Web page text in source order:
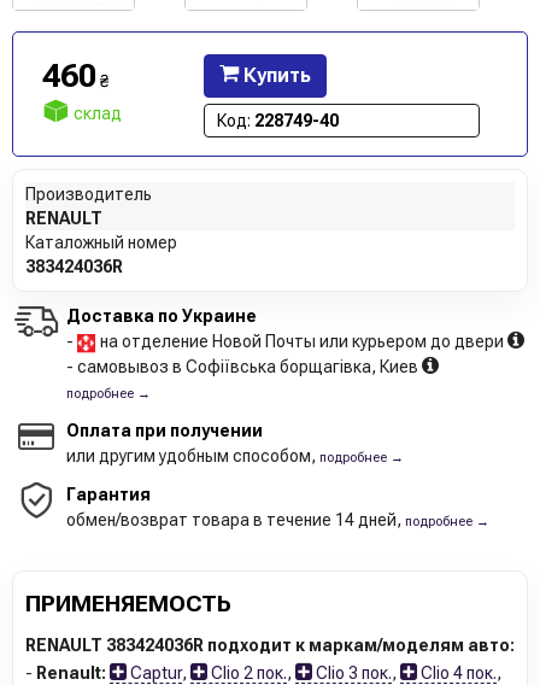
460 ₴
склад
Купить
Код: 228749-40
Производитель
RENAULT
Каталожный номер
383424036R
Доставка по Украине
-
на отделение Новой Почты или курьером до двери
- самовывоз в Софіївська борщагівка, Киев
подробнее →
Оплата при получении
или другим удобным способом, подробнее →
Гарантия
обмен/возврат товара в течение 14 дней, подробнее →
ПРИМЕНЯЕМОСТЬ
RENAULT 383424036R подходит к маркам/моделям авто:
- Renault: Captur, Clio 2 пок., Clio 3 пок., Clio 4 пок.,